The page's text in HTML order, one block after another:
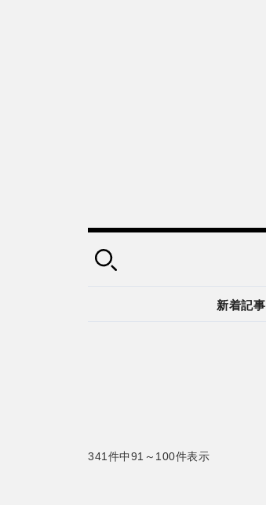
新着記事
341件中91～100件表示